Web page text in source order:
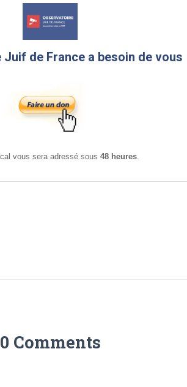
Juif de France a besoin de vous
vous sera adressé sous 48 heures.
0 Comments